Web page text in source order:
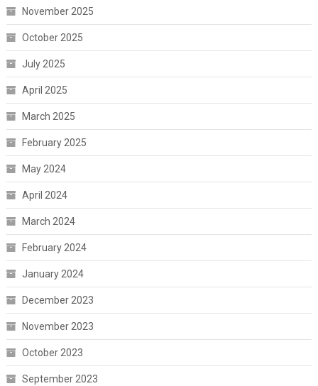
November 2025
October 2025
July 2025
April 2025
March 2025
February 2025
May 2024
April 2024
March 2024
February 2024
January 2024
December 2023
November 2023
October 2023
September 2023